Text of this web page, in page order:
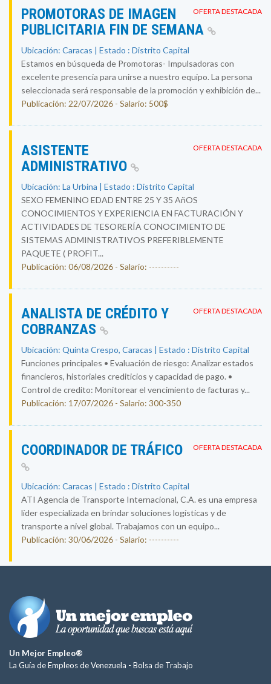
OFERTA DESTACADA
PROMOTORAS DE IMAGEN
PUBLICITARIA FIN DE SEMANA
Ubicación: Caracas | Estado : Distrito Capital
Estamos en búsqueda de Promotoras- Impulsadoras con
excelente presencia para unirse a nuestro equipo. La persona
seleccionada será responsable de la promoción y exhibición de...
Publicación: 22/07/2026 - Salario: 500$
OFERTA DESTACADA
ASISTENTE
ADMINISTRATIVO
Ubicación: La Urbina | Estado : Distrito Capital
SEXO FEMENINO EDAD ENTRE 25 Y 35 AñOS
CONOCIMIENTOS Y EXPERIENCIA EN FACTURACIÓN Y
ACTIVIDADES DE TESORERÍA CONOCIMIENTO DE
SISTEMAS ADMINISTRATIVOS PREFERIBLEMENTE
PAQUETE ( PROFIT...
Publicación: 06/08/2026 - Salario: ----------
OFERTA DESTACADA
ANALISTA DE CRÉDITO Y
COBRANZAS
Ubicación: Quinta Crespo, Caracas | Estado : Distrito Capital
Funciones principales • Evaluación de riesgo: Analizar estados
financieros, historiales crediticios y capacidad de pago. •
Control de credito: Monitorear el vencimiento de facturas y...
Publicación: 17/07/2026 - Salario: 300-350
OFERTA DESTACADA
COORDINADOR DE TRÁFICO
Ubicación: Caracas | Estado : Distrito Capital
ATI Agencia de Transporte Internacional, C.A. es una empresa
líder especializada en brindar soluciones logísticas y de
transporte a nivel global. Trabajamos con un equipo...
Publicación: 30/06/2026 - Salario: ----------
Un Mejor Empleo®
La Guía de Empleos de Venezuela - Bolsa de Trabajo